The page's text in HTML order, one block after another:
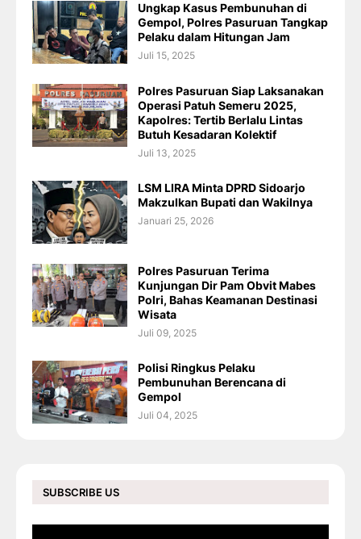
Ungkap Kasus Pembunuhan di
Gempol, Polres Pasuruan Tangkap
Pelaku dalam Hitungan Jam
Juli 15, 2025
Polres Pasuruan Siap Laksanakan
Operasi Patuh Semeru 2025,
Kapolres: Tertib Berlalu Lintas
Butuh Kesadaran Kolektif
Juli 13, 2025
LSM LIRA Minta DPRD Sidoarjo
Makzulkan Bupati dan Wakilnya
Januari 25, 2026
Polres Pasuruan Terima
Kunjungan Dir Pam Obvit Mabes
Polri, Bahas Keamanan Destinasi
Wisata
Juli 09, 2025
Polisi Ringkus Pelaku
Pembunuhan Berencana di
Gempol
Juli 04, 2025
SUBSCRIBE US